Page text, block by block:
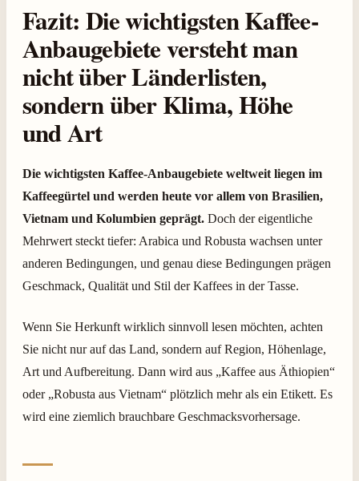
Fazit: Die wichtigsten Kaffee-
Anbaugebiete versteht man
nicht über Länderlisten,
sondern über Klima, Höhe
und Art
Die wichtigsten Kaffee-Anbaugebiete weltweit liegen im
Kaffeegürtel und werden heute vor allem von Brasilien,
Vietnam und Kolumbien geprägt. Doch der eigentliche
Mehrwert steckt tiefer: Arabica und Robusta wachsen unter
anderen Bedingungen, und genau diese Bedingungen prägen
Geschmack, Qualität und Stil der Kaffees in der Tasse.
Wenn Sie Herkunft wirklich sinnvoll lesen möchten, achten
Sie nicht nur auf das Land, sondern auf Region, Höhenlage,
Art und Aufbereitung. Dann wird aus „Kaffee aus Äthiopien“
oder „Robusta aus Vietnam“ plötzlich mehr als ein Etikett. Es
wird eine ziemlich brauchbare Geschmacksvorhersage.